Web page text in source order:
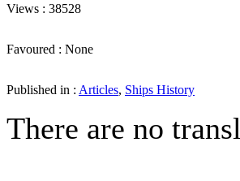
Views : 38528
Favoured : None
Published in : Articles, Ships History
There are no